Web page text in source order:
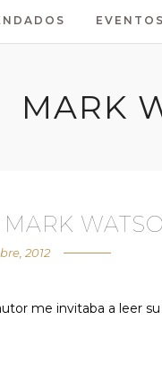
MARK
2012
me invitaba a leer